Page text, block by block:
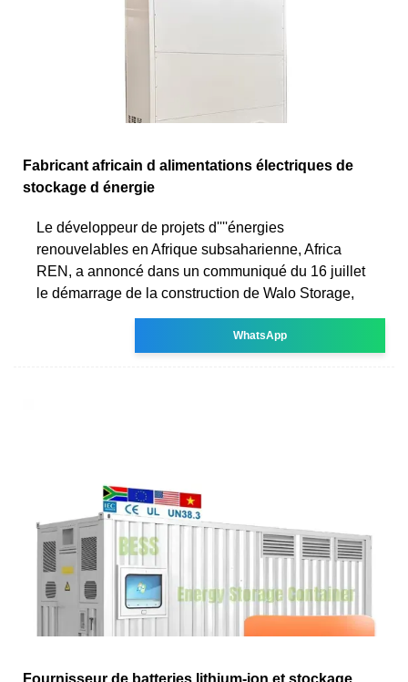
Fabricant africain d alimentations électriques de
stockage d énergie
Le développeur de projets d''''énergies
renouvelables en Afrique subsaharienne, Africa
REN, a annoncé dans un communiqué du 16 juillet
le démarrage de la construction de Walo Storage,
WhatsApp
Fournisseur de batteries lithium-ion et stockage